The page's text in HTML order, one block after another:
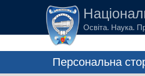
Перейти до основного вмісту
Освіта. Наука.
Персональна